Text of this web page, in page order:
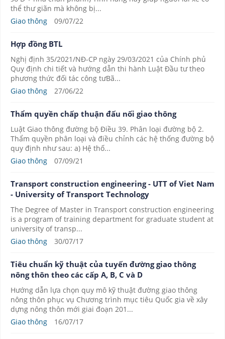
thể thư giãn mà không bị...
Giao thông
09/07/22
Hợp đồng BTL
Nghị định 35/2021/NĐ-CP ngày 29/03/2021 của Chính phủ
Quy định chi tiết và hướng dẫn thi hành Luật Đầu tư theo
phương thức đối tác công tưBã...
Giao thông
27/06/22
Thẩm quyền chấp thuận đấu nối giao thông
Luật Giao thông đường bộ Điều 39. Phân loại đường bộ 2.
Thẩm quyền phân loại và điều chỉnh các hệ thống đường bộ
quy định như sau: a) Hệ thố...
Giao thông
07/09/21
Transport construction engineering - UTT of Viet Nam
- University of Transport Technology
The Degree of Master in Transport construction engineering
is a program of training department for graduate student at
university of transp...
Giao thông
30/07/17
Tiêu chuẩn kỹ thuật của tuyến đường giao thông
nông thôn theo các cấp A, B, C và D
Hướng dẫn lựa chọn quy mô kỹ thuật đường giao thông
nông thôn phục vụ Chương trình mục tiêu Quốc gia về xây
dựng nông thôn mới giai đoạn 201...
Giao thông
16/07/17